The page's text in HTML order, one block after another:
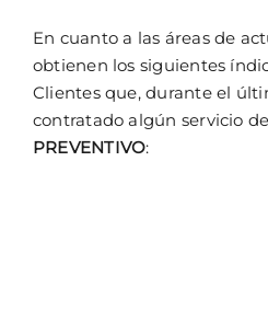
En cuanto a las áreas de
obtienen los siguientes
Clientes que, durante el
contratado algún servicio de
PREVENTIVO: